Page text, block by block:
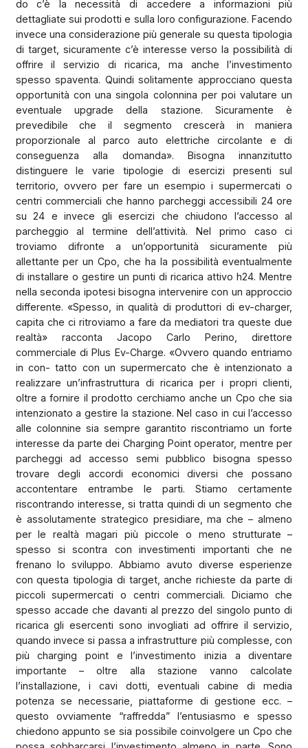
do c’è la necessità di accedere a informazioni più
dettagliate sui prodotti e sulla loro configurazione. Facendo
invece una considerazione più generale su questa tipologia
di target, sicuramente c’è interesse verso la possibilità di
offrire il servizio di ricarica, ma anche l’investimento
spesso spaventa. Quindi solitamente approcciano questa
opportunità con una singola colonnina per poi valutare un
eventuale upgrade della stazione. Sicuramente è
prevedibile che il segmento crescerà in maniera
proporzionale al parco auto elettriche circolante e di
conseguenza alla domanda». Bisogna innanzitutto
distinguere le varie tipologie di esercizi presenti sul
territorio, ovvero per fare un esempio i supermercati o
centri commerciali che hanno parcheggi accessibili 24 ore
su 24 e invece gli esercizi che chiudono l’accesso al
parcheggio al termine dell’attività. Nel primo caso ci
troviamo difronte
a un’opportunità sicuramente più
allettante per un Cpo, che ha la possibilità eventualmente
di installare o gestire un punti di ricarica attivo h24. Mentre
nella seconda ipotesi bisogna intervenire con un approccio
differente. «Spesso, in qualità di produttori di ev-charger,
capita che ci ritroviamo a fare da mediatori tra queste due
realtà» racconta Jacopo Carlo Perino, direttore
commerciale di Plus Ev-Charge. «Ovvero quando entriamo
in con- tatto con un supermercato che è intenzionato a
realizzare un’infrastruttura di ricarica per i propri clienti,
oltre a fornire il prodotto cerchiamo anche un Cpo che sia
intenzionato a gestire la stazione. Nel caso in cui l’accesso
alle colonnine sia sempre garantito riscontriamo un forte
interesse da parte dei Charging Point operator, mentre per
parcheggi ad accesso semi pubblico bisogna spesso
trovare degli accordi economici diversi che possano
accontentare entrambe le parti. Stiamo certamente
riscontrando interesse, si tratta quindi di un segmento che
è assolutamente strategico presidiare, ma che – almeno
per le realtà magari più piccole o meno strutturate –
spesso si scontra con investimenti importanti che ne
frenano lo sviluppo. Abbiamo avuto diverse esperienze
con questa tipologia di target, anche richieste da parte di
piccoli supermercati o centri commerciali. Diciamo che
spesso accade che davanti al prezzo del singolo punto di
ricarica gli esercenti sono invogliati ad offrire il servizio,
quando invece si passa a infrastrutture più complesse, con
più charging point e l’investimento inizia a diventare
importante – oltre alla stazione vanno calcolate
l’installazione, i cavi dotti, eventuali cabine di media
potenza se necessarie, piattaforme di gestione ecc. –
questo ovviamente “raffredda” l’entusiasmo e spesso
chiedono appunto se sia possibile coinvolgere un Cpo che